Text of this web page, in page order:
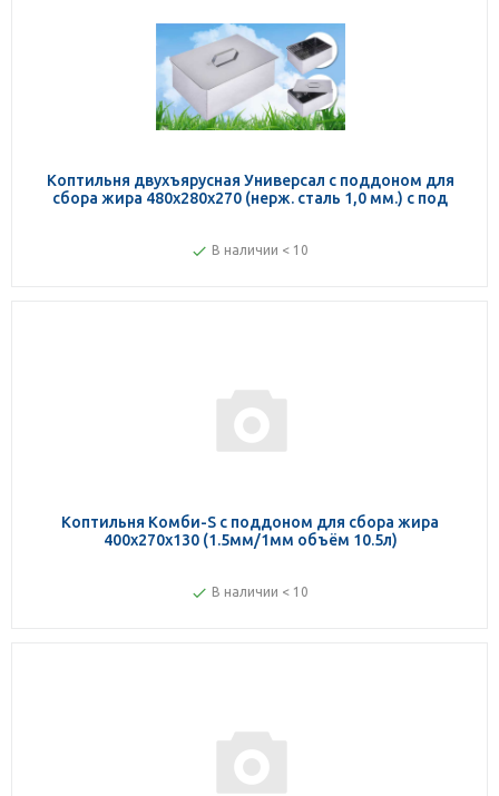
Коптильня двухъярусная Универсал с поддоном для
сбора жира 480х280х270 (нерж. сталь 1,0 мм.) с под
В наличии < 10
Коптильня Комби-S с поддоном для сбора жира
400х270х130 (1.5мм/1мм объём 10.5л)
В наличии < 10